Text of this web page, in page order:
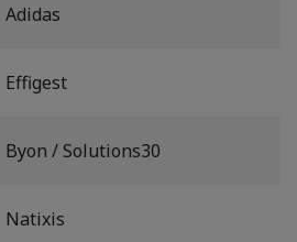
Adidas
Effigest
Byon / Solutions30
Natixis